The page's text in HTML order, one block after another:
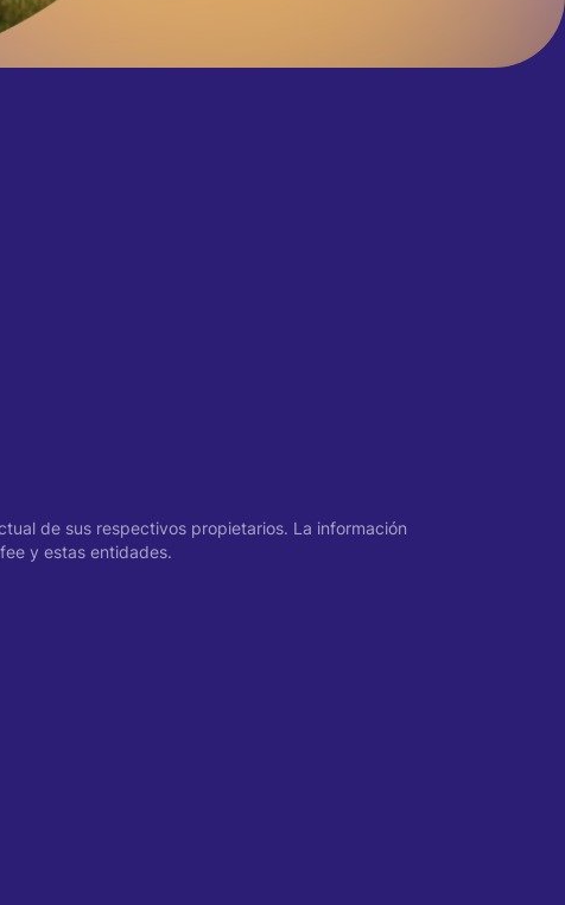
de sus respectivos propietarios. La información
y estas entidades.